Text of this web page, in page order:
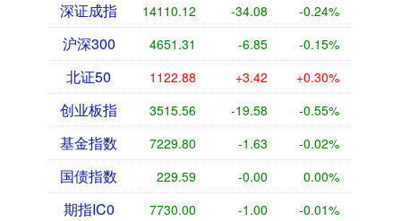
深证成指 14110.12 -34.08 -0.24%
沪深300 4651.31 -6.85 -0.15%
北证50 1122.88 +3.42 +0.30%
创业板指 3515.56 -19.58 -0.55%
基金指数 7229.80 -1.63 -0.02%
国债指数 229.59 -0.00 0.00%
期指IC0 7730.00 -1.00 -0.01%